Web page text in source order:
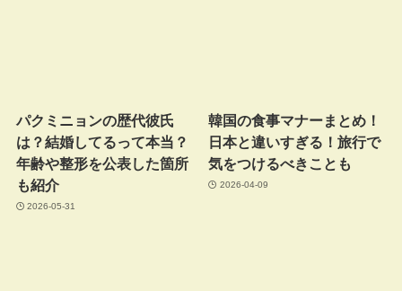
パクミニョンの歴代彼氏
は？結婚してるって本当？
年齢や整形を公表した箇所
も紹介
2026-05-31
韓国の食事マナーまとめ！
日本と違いすぎる！旅行で
気をつけるべきことも
2026-04-09